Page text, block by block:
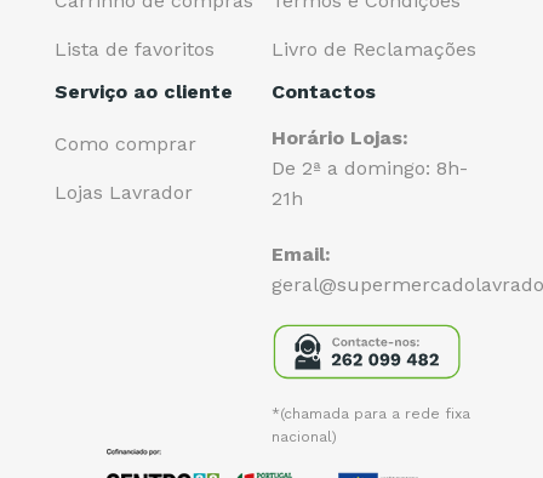
Lista de favoritos
Livro de Reclamações
Serviço ao cliente
Como comprar
Lojas Lavrador
Contactos
Horário Lojas:
De 2ª a domingo: 8h-
21h
Email:
*(chamada para a rede fixa
nacional)